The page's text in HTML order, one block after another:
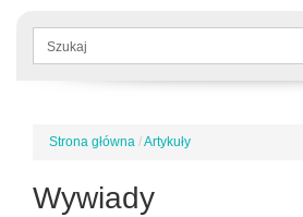
Formularz
wyszukiwania
Jesteś
Strona główna /Artykuły
Wywiady